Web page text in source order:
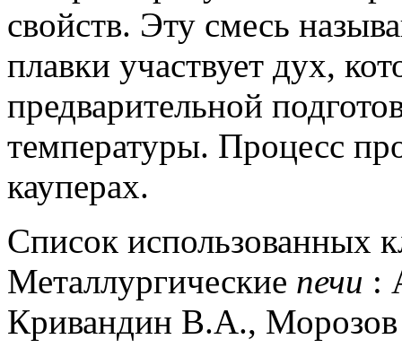
свойств. Эту смесь
плавки участвует дух,
предварительной
температуры. Процесс
кауперах.
Список
Металлургические печи :
Кривандин В.А.,